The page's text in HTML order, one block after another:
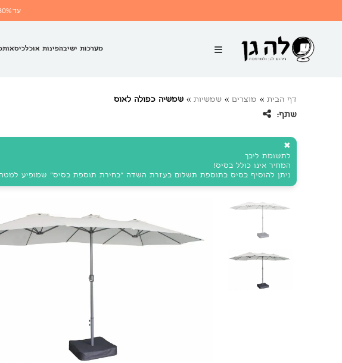
עד 30% הנחה על כל האתר
מערכות ישיבהפינות אוכלכיסאות
דף הבית » מוצרים » שמשיות » שמשיה כפולה לאוס
שתף:
✖
לתשומת ליבך
המחיר אינו כולל בסיס!
ניתן להוסיף בסיס בתוספת תשלום בעזרת השדה "בחירת תוספת בסיס" שמופיע